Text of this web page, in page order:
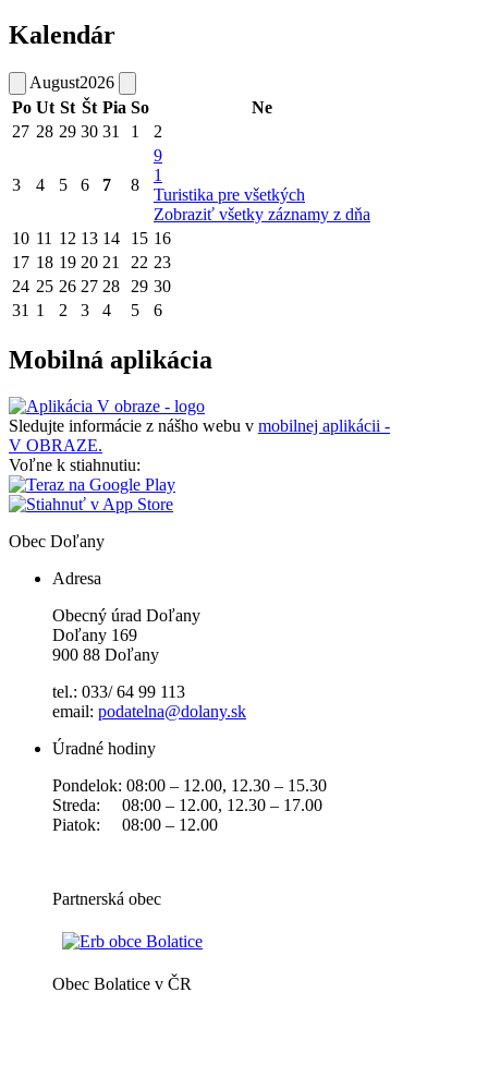
Kalendár
August2026
Po Ut St Št Pia So
Ne
27 28 29 30 31 1 2
3 4 5 6 7 8
9
1
Turistika pre všetkých
Zobraziť všetky záznamy z dňa
10 11 12 13 14 15 16
17 18 19 20 21 22 23
24 25 26 27 28 29 30
31 1 2 3 4 5 6
Mobilná aplikácia
Sledujte informácie z nášho webu v mobilnej aplikácii -
V OBRAZE.
Voľne k stiahnutiu:
Obec Doľany
Adresa
Obecný úrad Doľany
Doľany 169
900 88 Doľany
tel.: 033/ 64 99 113
email: podatelna@dolany.sk
Úradné hodiny
Pondelok: 08:00 – 12.00, 12.30 – 15.30
Streda: 08:00 – 12.00, 12.30 – 17.00
Piatok: 08:00 – 12.00
Partnerská obec
Obec Bolatice v ČR